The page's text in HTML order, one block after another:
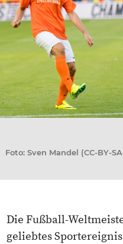
Foto: Sven Mandel (CC-BY-
Die Fußball-
geliebtes